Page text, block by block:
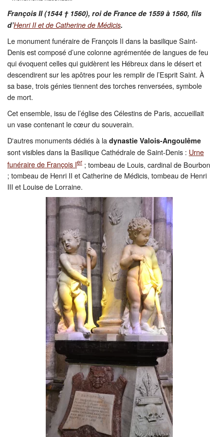
François II (1544 † 1560), roi de France de 1559 à 1560, fils
d’Henri II et de Catherine de Médicis.
Le monument funéraire de François II dans la basilique Saint-
Denis est composé d’une colonne agrémentée de langues de feu
qui évoquent celles qui guidèrent les Hébreux dans le désert et
descendirent sur les apôtres pour les remplir de l’Esprit Saint. À
sa base, trois génies tiennent des torches renversées, symbole
de mort.
Cet ensemble, issu de l’église des Célestins de Paris, accueillait
un vase contenant le cœur du souverain.
D'autres monuments dédiés à la dynastie Valois-Angoulême
sont visibles dans la Basilique Cathédrale de Saint-Denis : Urne
funéraire de François Ier ; tombeau de Louis, cardinal de Bourbon
; tombeau de Henri II et Catherine de Médicis, tombeau de Henri
III et Louise de Lorraine.